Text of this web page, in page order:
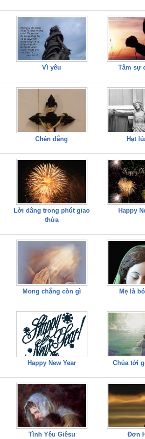
Vì yêu Tâm sự
Chén đắng Hạt
Lời dâng trong phút giao
thừa
Happy
Mong chẵng còn gì Mẹ là
Happy New Year Chúa tới
Tình Yêu Giêsu Đơn